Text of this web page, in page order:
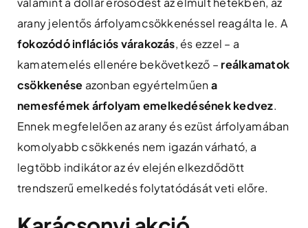
arany jelentős árfolyamcsökkenéssel reagálta le. A
fokozódó inflációs várakozás, és ezzel – a
kamatemelés ellenére bekövetkező – reálkamatok
csökkenése azonban egyértelműena
nemesfémek árfolyam emelkedésének kedvez.
Ennek megfelelően az arany és ezüst árfolyamában
komolyabb csökkenés nem igazán várható, a
legtöbb indikátor az év elején elkezdődött
trendszerű emelkedés folytatódását veti előre.